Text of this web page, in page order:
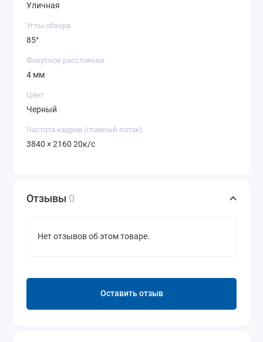
Уличная
Углы обзора
85°
Фокусное расстояние
4 мм
Цвет
Черный
Частота кадров (главный поток)
3840 × 2160 20к/с
Отзывы 0
Нет отзывов об этом товаре.
Оставить отзыв